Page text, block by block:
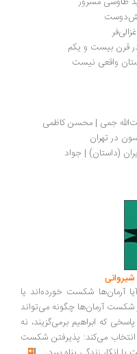
بیست و یکم
نیست
جمی | محسن کاظمی
شکست خورده‌اند یا
چگونه می‌تواند
برمی‌گزیند، نه
می‌کند: پذیرفتن شکست